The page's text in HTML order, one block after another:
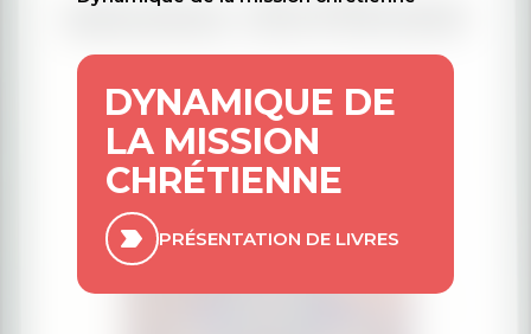
DYNAMIQUE DE
LA MISSION
CHRÉTIENNE
PRÉSENTATION DE LIVRES